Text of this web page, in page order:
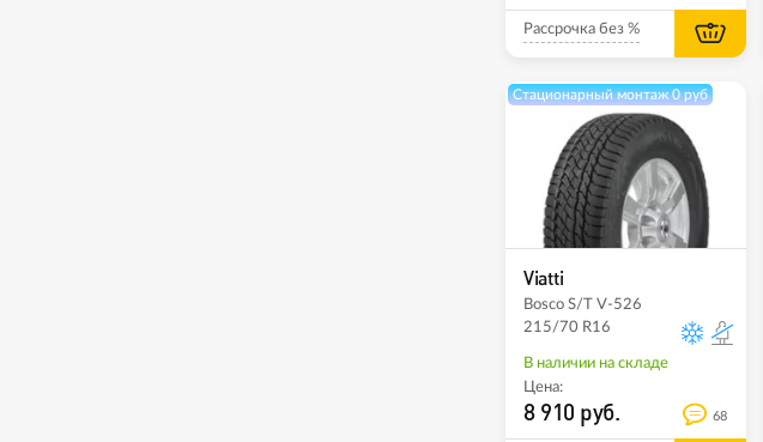
Рассрочка без %
Стационарный монтаж 0 руб
Viatti
Bosco S/T V-526
215/70 R16
В наличии на складе
Цена:
8 910 руб. 68